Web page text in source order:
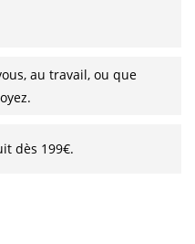
au travail, ou que
dès 199€.